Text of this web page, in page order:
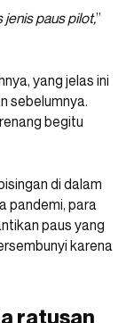
jenis paus pilot,”
yang jelas ini
sebelumnya.
begitu
di dalam
pandemi, para
paus yang
karena
ratusan